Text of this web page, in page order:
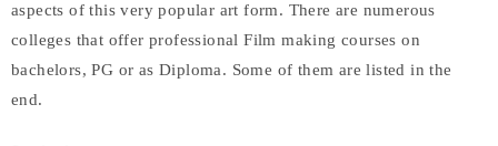
aspects of this very popular art form. There are numerous
colleges that offer professional Film making courses on
bachelors, PG or as Diploma. Some of them are listed in the
end.